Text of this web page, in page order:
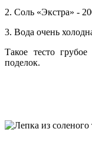
2. Соль «Экстра» -
3. Вода очень
Такое тесто
поделок.